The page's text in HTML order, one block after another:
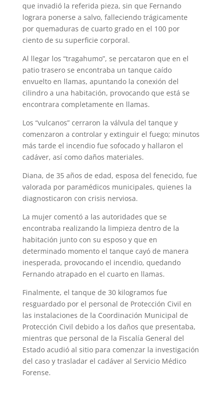
que invadió la referida pieza, sin que Fernando
lograra ponerse a salvo, falleciendo trágicamente
por quemaduras de cuarto grado en el 100 por
ciento de su superficie corporal.
Al llegar los “tragahumo”, se percataron que en el
patio trasero se encontraba un tanque caído
envuelto en llamas, apuntando la conexión del
cilindro a una habitación, provocando que está se
encontrara completamente en llamas.
Los “vulcanos” cerraron la válvula del tanque y
comenzaron a controlar y extinguir el fuego; minutos
más tarde el incendio fue sofocado y hallaron el
cadáver, así como daños materiales.
Diana, de 35 años de edad, esposa del fenecido, fue
valorada por paramédicos municipales, quienes la
diagnosticaron con crisis nerviosa.
La mujer comentó a las autoridades que se
encontraba realizando la limpieza dentro de la
habitación junto con su esposo y que en
determinado momento el tanque cayó de manera
inesperada, provocando el incendio, quedando
Fernando atrapado en el cuarto en llamas.
Finalmente, el tanque de 30 kilogramos fue
resguardado por el personal de Protección Civil en
las instalaciones de la Coordinación Municipal de
Protección Civil debido a los daños que presentaba,
mientras que personal de la Fiscalía General del
Estado acudió al sitio para comenzar la investigación
del caso y trasladar el cadáver al Servicio Médico
Forense.